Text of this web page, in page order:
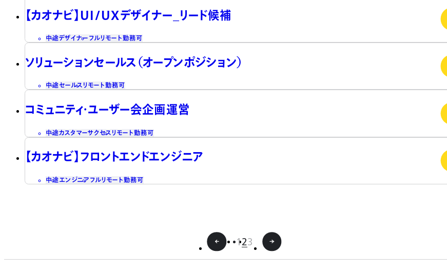
【カオナビ】UI/UXデザイナー_リード候補
中途デザイナー フルリモート勤務可
ソリューションセールス（オープンポジション）
中途セールス リモート勤務可
コミュニティ・ユーザー会企画運営
中途カスタマーサクセス リモート勤務可
【カオナビ】フロントエンドエンジニア
中途エンジニア フルリモート勤務可
123